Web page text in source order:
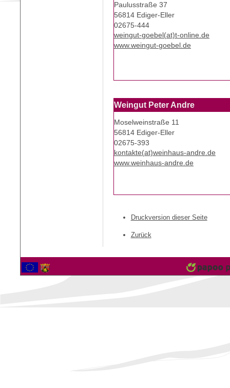
Paulusstraße 37
56814 Ediger-Eller
02675-444
weingut-goebel(at)t-online.de
www.weingut-goebel.de
Weingut Peter Andre
Moselweinstraße 11
56814 Ediger-Eller
02675-393
kontakte(at)weinhaus-andre.de
www.weinhaus-andre.de
Druckversion dieser Seite
Zurück